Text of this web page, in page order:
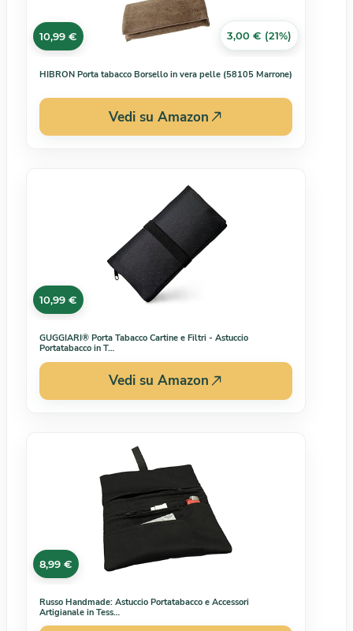
10,99 € 3,00 € (21%)
HIBRON Porta tabacco Borsello in vera pelle (58105 Marrone)
Vedi su Amazon
10,99 €
GUGGIARI® Porta Tabacco Cartine e Filtri - Astuccio
Portatabacco in T…
Vedi su Amazon
8,99 €
Russo Handmade: Astuccio Portatabacco e Accessori
Artigianale in Tess…